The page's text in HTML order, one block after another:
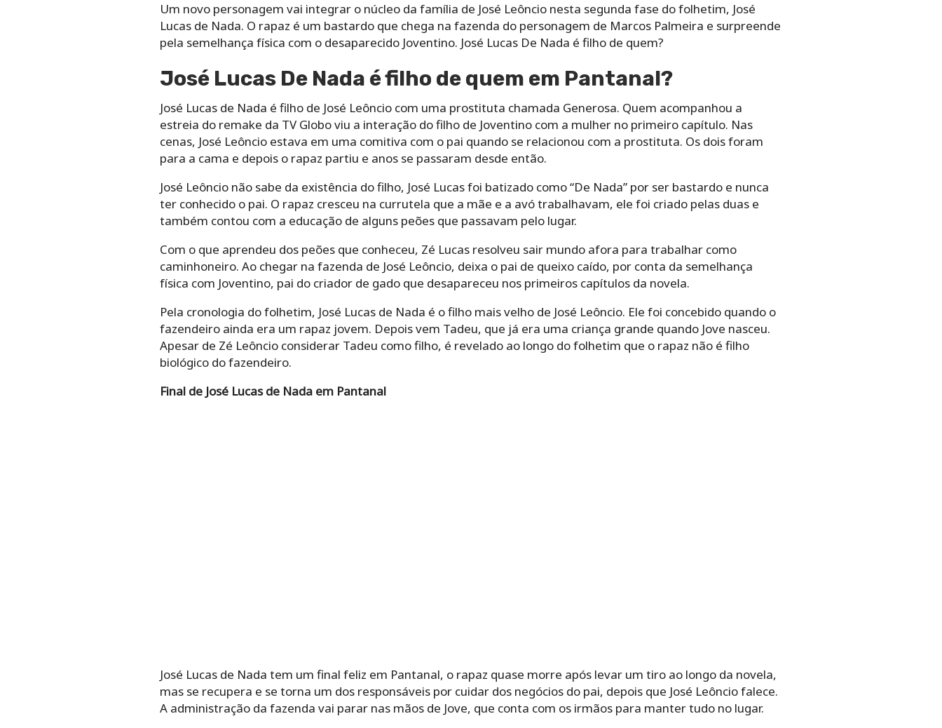
Um novo personagem vai integrar o núcleo da família de José Leôncio nesta segunda fase do folhetim, José
Lucas de Nada. O rapaz é um bastardo que chega na fazenda do personagem de Marcos Palmeira e surpreende
pela semelhança física com o desaparecido Joventino. José Lucas De Nada é filho de quem?
José Lucas De Nada é filho de quem em Pantanal?
José Lucas de Nada é filho de José Leôncio com uma prostituta chamada Generosa. Quem acompanhou a
estreia do remake da TV Globo viu a interação do filho de Joventino com a mulher no primeiro capítulo. Nas
cenas, José Leôncio estava em uma comitiva com o pai quando se relacionou com a prostituta. Os dois foram
para a cama e depois o rapaz partiu e anos se passaram desde então.
José Leôncio não sabe da existência do filho, José Lucas foi batizado como “De Nada” por ser bastardo e nunca
ter conhecido o pai. O rapaz cresceu na currutela que a mãe e a avó trabalhavam, ele foi criado pelas duas e
também contou com a educação de alguns peões que passavam pelo lugar.
Com o que aprendeu dos peões que conheceu, Zé Lucas resolveu sair mundo afora para trabalhar como
caminhoneiro. Ao chegar na fazenda de José Leôncio, deixa o pai de queixo caído, por conta da semelhança
física com Joventino, pai do criador de gado que desapareceu nos primeiros capítulos da novela.
Pela cronologia do folhetim, José Lucas de Nada é o filho mais velho de José Leôncio. Ele foi concebido quando o
fazendeiro ainda era um rapaz jovem. Depois vem Tadeu, que já era uma criança grande quando Jove nasceu.
Apesar de Zé Leôncio considerar Tadeu como filho, é revelado ao longo do folhetim que o rapaz não é filho
biológico do fazendeiro.
Final de José Lucas de Nada em Pantanal
José Lucas de Nada tem um final feliz em Pantanal, o rapaz quase morre após levar um tiro ao longo da novela,
mas se recupera e se torna um dos responsáveis por cuidar dos negócios do pai, depois que José Leôncio falece.
A administração da fazenda vai parar nas mãos de Jove, que conta com os irmãos para manter tudo no lugar.